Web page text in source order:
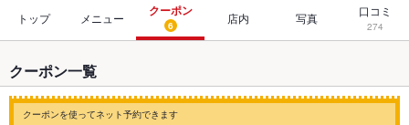
トップ メニュー クーポン
6 店内 写真 口コミ
274
クーポン一覧
クーポンを使ってネット予約できます